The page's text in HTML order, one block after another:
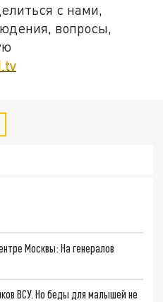
с нами,
вопросы,
Москвы: На генералов
ВСУ. Но беды для малышей не